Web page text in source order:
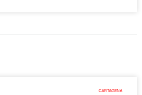
CARTAGENA